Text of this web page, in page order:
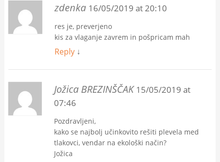
zdenka 16/05/2019 at 20:10
res je, preverjeno
kis za vlaganje zavrem in pošpricam mah
Reply ↓
Jožica BREZINŠČAK15/05/2019 at
07:46
Pozdravljeni,
kako se najbolj učinkovito rešiti plevela med
tlakovci, vendar na ekološki način?
Jožica